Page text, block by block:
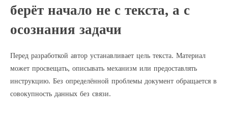
берёт начало не с текста, а с
осознания задачи
Перед разработкой автор устанавливает цель текста. Материал
может просвещать, описывать механизм или предоставлять
инструкцию. Без определённой проблемы документ обращается в
совокупность данных без связи.